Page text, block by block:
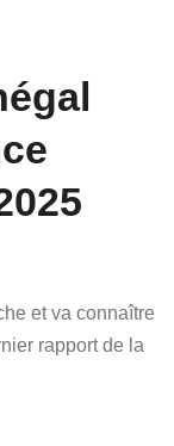
et va connaître
rapport de la